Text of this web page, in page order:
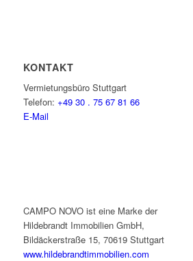
KONTAKT
Vermietungsbüro Stuttgart
Telefon: +49 30 . 75 67 81 66
E-Mail
CAMPO NOVO ist eine Marke der
Hildebrandt Immobilien GmbH,
Bildäckerstraße 15, 70619 Stuttgart
www.hildebrandtimmobilien.com